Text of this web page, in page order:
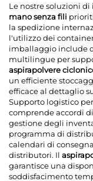
Le nostre soluzioni
mano senza fili
la spedizione
l'utilizzo dei
imballaggio include
multilingue per
aspirapolvere
un efficiente
efficace al dettaglio
Supporto logistico
comprende accordi
gestione degli
programma di
calendari di
distributori. Il
garantisce una
soddisfacimento